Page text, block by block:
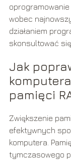
wobec
działaniem
skonsultować
Jak
pamięci
Zwiększenie
efektywnych
komputera.
tymczasowego